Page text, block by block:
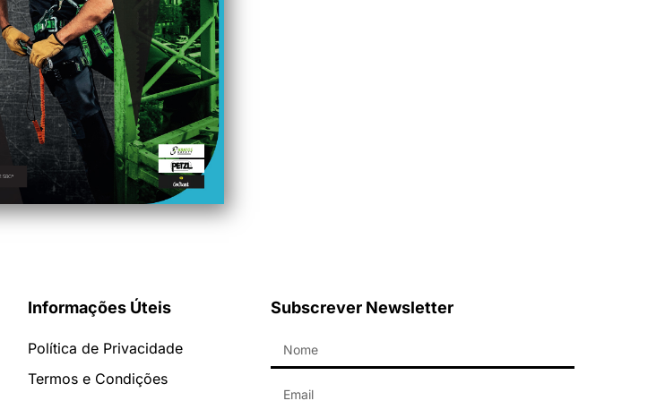
Informações Úteis
Política de Privacidade
Termos e Condições
Subscrever Newsletter